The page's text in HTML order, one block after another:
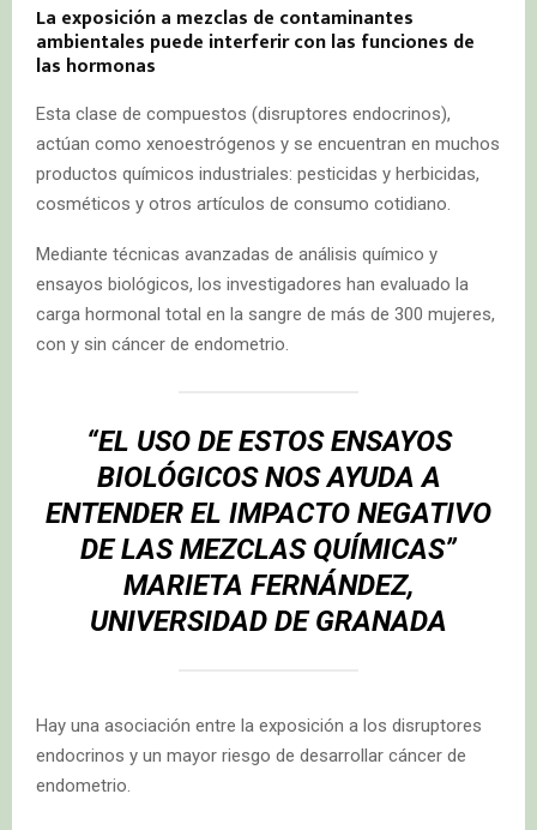
La exposición a mezclas de contaminantes
ambientales puede interferir con las funciones de
las hormonas
Esta clase de compuestos (disruptores endocrinos),
actúan como xenoestrógenos y se encuentran en muchos
productos químicos industriales: pesticidas y herbicidas,
cosméticos y otros artículos de consumo cotidiano.
Mediante técnicas avanzadas de análisis químico y
ensayos biológicos, los investigadores han evaluado la
carga hormonal total en la sangre de más de 300 mujeres,
con y sin cáncer de endometrio.
“EL USO DE ESTOS ENSAYOS
BIOLÓGICOS NOS AYUDA A
ENTENDER EL IMPACTO NEGATIVO
DE LAS MEZCLAS QUÍMICAS”
MARIETA FERNÁNDEZ,
UNIVERSIDAD DE GRANADA
Hay una asociación entre la exposición a los disruptores
endocrinos y un mayor riesgo de desarrollar cáncer de
endometrio.